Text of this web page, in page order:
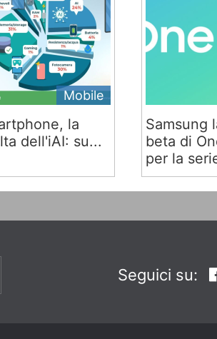
Mobile
la
dell'iAI: su...
Samsung
beta di
per la
Seguici su: